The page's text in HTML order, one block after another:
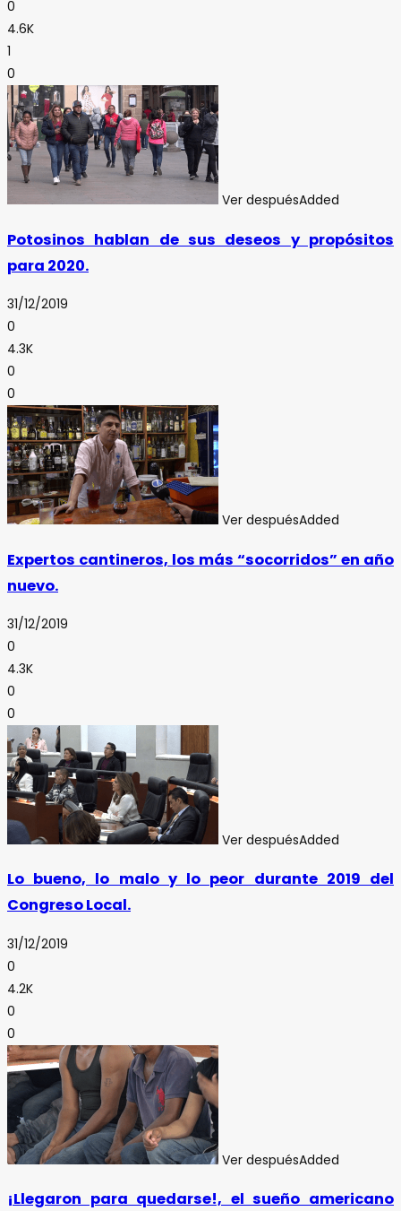
0
4.6K
1
0
Ver despuésAdded
Potosinos hablan de sus deseos y propósitos
para 2020.
31/12/2019
0
4.3K
0
0
Ver despuésAdded
Expertos cantineros, los más “socorridos” en año
nuevo.
31/12/2019
0
4.3K
0
0
Ver despuésAdded
Lo bueno, lo malo y lo peor durante 2019 del
Congreso Local.
31/12/2019
0
4.2K
0
0
Ver despuésAdded
¡Llegaron para quedarse!, el sueño americano